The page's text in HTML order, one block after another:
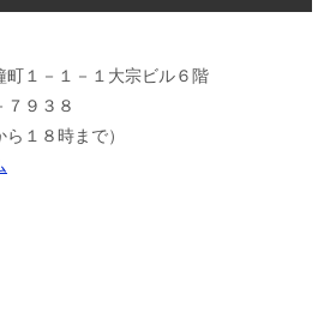
町１－１－１大宗ビル６階
７９３８
１８時まで）